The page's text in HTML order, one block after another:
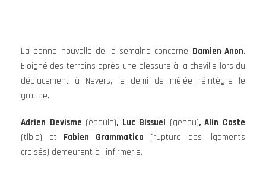
La bonne nouvelle de la semaine concerne Damien Anon.
Eloigné des terrains après une blessure à la cheville lors du
déplacement à Nevers, le demi de mêlée réintègre le
groupe.
Adrien Devisme (épaule), Luc Bissuel (genou), Alin Coste
(tibia) et Fabien Grammatico (rupture des ligaments
croisés) demeurent à l’infirmerie.